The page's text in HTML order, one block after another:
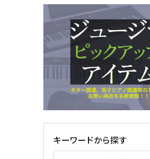
アコースティックギター
中古ギター・アウトレット
ウクレレ
ギター関連小物
アンプ
エフェクター
ライフスタイルグッズ
バイオリン
キーワードから探す